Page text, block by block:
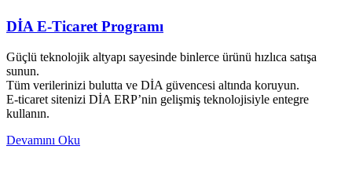
DİA E-Ticaret Programı
Güçlü teknolojik altyapı sayesinde binlerce ürünü hızlıca satışa
sunun.
Tüm verilerinizi bulutta ve DİA güvencesi altında koruyun.
E-ticaret sitenizi DİA ERP’nin gelişmiş teknolojisiyle entegre
kullanın.
Devamını Oku